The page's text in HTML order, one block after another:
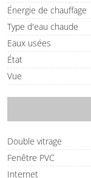
Énergie de chauffage
Type d'eau chaude
Eaux usées
État
Vue
Double vitrage
Fenêtre PVC
Internet